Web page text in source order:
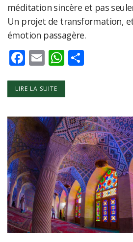
méditation sincère et pas
Un projet de transformation,
émotion passagère.
Facebook
EmailWhatsApp
LIRE LA SUITE